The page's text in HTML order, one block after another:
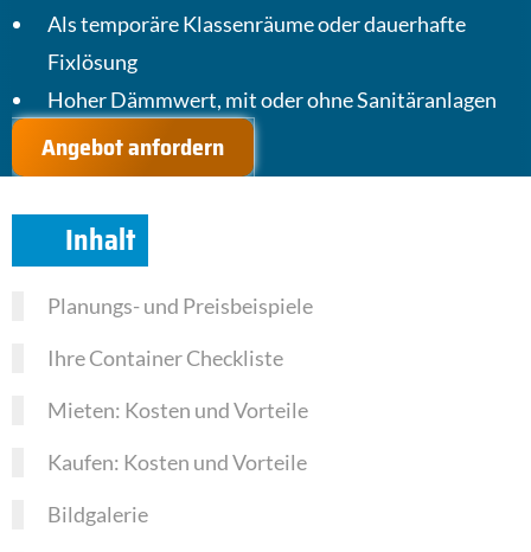
Als temporäre Klassenräume oder dauerhafte
Fixlösung
Hoher Dämmwert, mit oder ohne Sanitäranlagen
Angebot anfordern
Inhalt
Planungs- und Preisbeispiele
Ihre Container Checkliste
Mieten: Kosten und Vorteile
Kaufen: Kosten und Vorteile
Bildgalerie